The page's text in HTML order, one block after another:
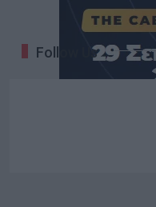
Follow Us